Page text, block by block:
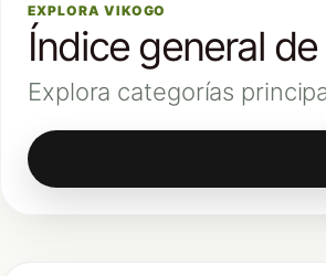
EXPLORA VIKOGO
Índice general
Explora categorías